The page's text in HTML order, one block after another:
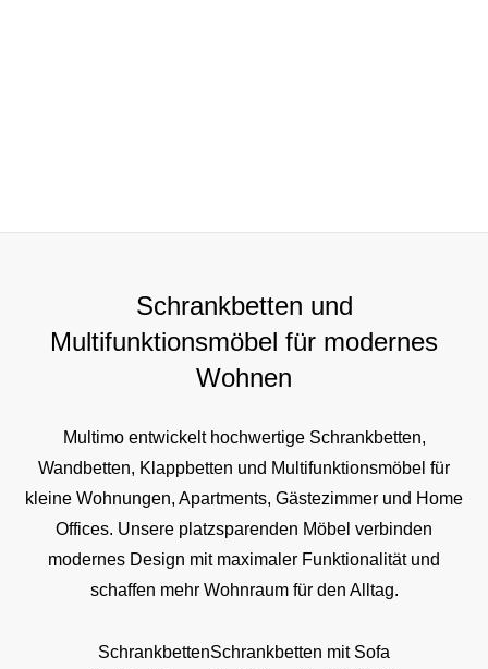
Schrankbetten und
Multifunktionsmöbel für modernes
Wohnen
Multimo entwickelt hochwertige Schrankbetten,
Wandbetten, Klappbetten und Multifunktionsmöbel für
kleine Wohnungen, Apartments, Gästezimmer und Home
Offices. Unsere platzsparenden Möbel verbinden
modernes Design mit maximaler Funktionalität und
schaffen mehr Wohnraum für den Alltag.
SchrankbettenSchrankbetten mit Sofa